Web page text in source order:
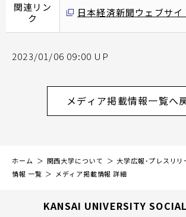
関連リン
ク
日本経済新聞ウェブサイ
2023/01/06 09:00 UP
メディア掲載情報一覧へ
ホーム 関西大学について 大学広報・プレスリリ
情報 一覧
メディア掲載情報 詳細
KANSAI UNIVERSITY